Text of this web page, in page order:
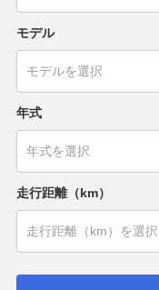
モデル
年式
走行距離（km）